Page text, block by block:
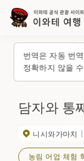
번역은 자동 번
정확하지 않을
담자와 통
니시와가마치
농림 어업 체험